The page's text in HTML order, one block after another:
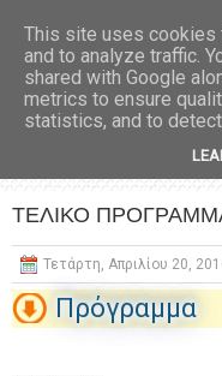
ΤΕΛΙΚΟ
Τετάρτη, Απριλίου 20,
Πρόγραμμα
This site uses
and to analyze traffic.
shared with Google
metrics to ensure
statistics, and to